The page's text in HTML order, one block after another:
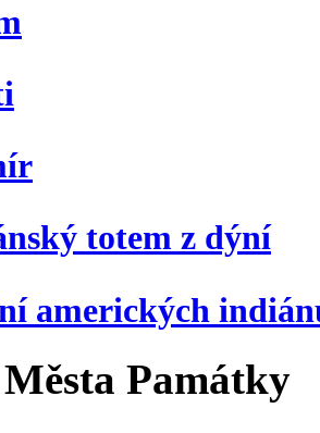
totem z dýní
amerických
Památky